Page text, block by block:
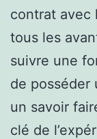
contrat avec
tous les
suivre une
de posséder
un savoir
clé de